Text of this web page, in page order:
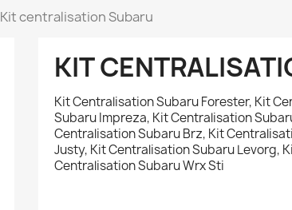
Kit centralisation Subaru
KIT
Kit Centralisation Subaru Forester, Kit
Subaru Impreza, Kit Centralisation
Centralisation Subaru Brz, Kit
Justy, Kit Centralisation Subaru Levorg,
Centralisation Subaru Wrx Sti